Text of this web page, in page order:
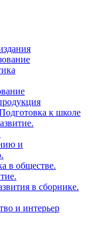
к школе
и
в обществе.
в сборнике.
и интерьер